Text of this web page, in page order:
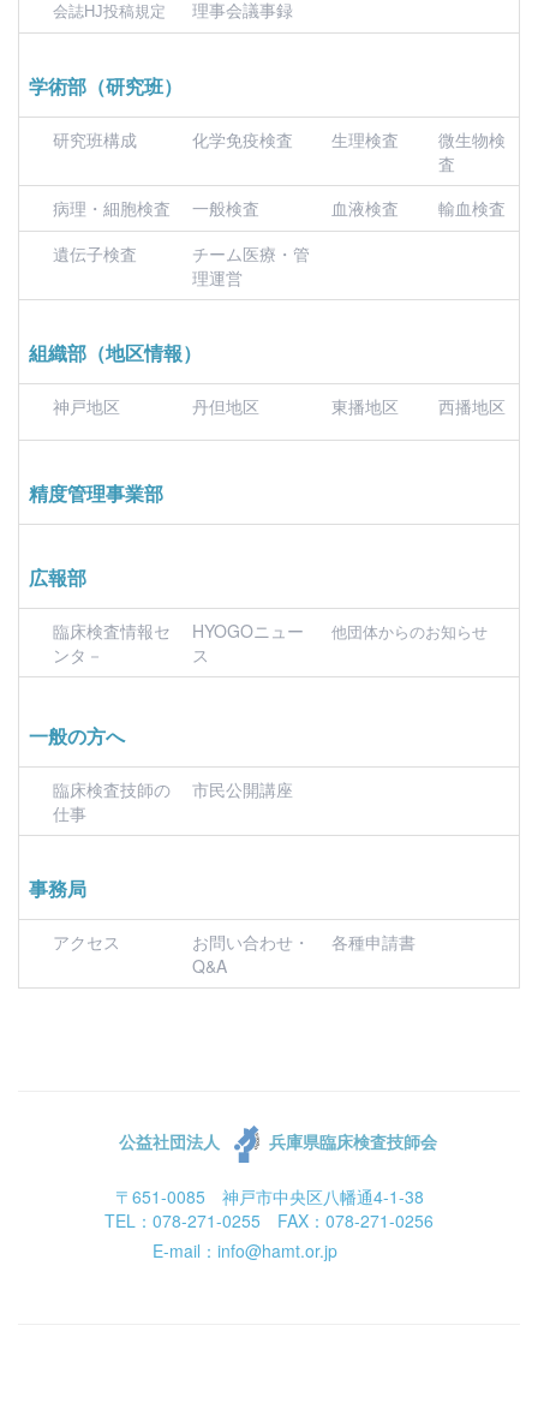
会誌HJ投稿規定 理事会議事録
学術部（研究班）
研究班構成 化学免疫検査 生理検査
微生物検
査
病理・細胞検査
一般検査 血液検査
輸血検査
遺伝子検査
チーム医療・管
理運営
組織部（地区情報）
神戸地区 丹但地区 東播地区 西播地区
精度管理事業部
広報部
臨床検査情報セ
ンタ－
HYOGOニュー
ス
他団体からのお知らせ
一般の方へ
臨床検査技師の
仕事
市民公開講座
事務局
アクセス
お問い合わせ・
Q&A
各種申請書
公益社団法人 兵庫県臨床検査技師会
〒651-0085 神戸市中央区八幡通4-1-38
TEL：078-271-0255 FAX：078-271-0256
E-mail：info@hamt.or.jp